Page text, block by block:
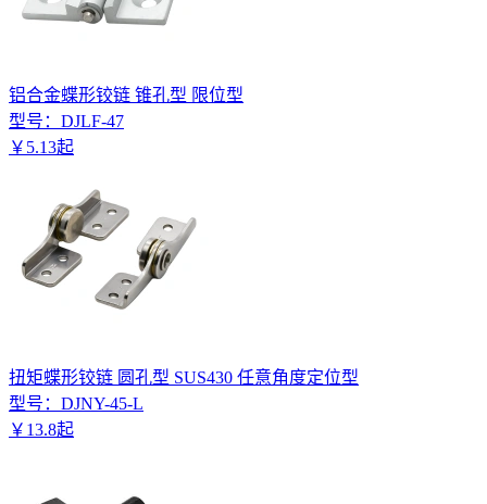
铝合金蝶形铰链 锥孔型 限位型
型号： DJLF-47
￥ 5.13起
扭矩蝶形铰链 圆孔型 SUS430 任意角度定位型
型号： DJNY-45-L
￥ 13.8起